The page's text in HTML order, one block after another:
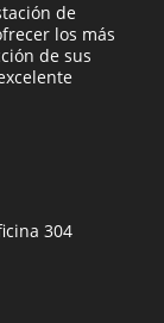
de
los más
de sus
304